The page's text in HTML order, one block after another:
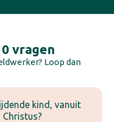
vragen
Loop dan
kind, vanuit
Christus?